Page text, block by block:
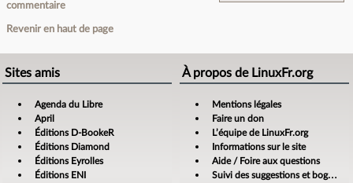
commentaire
Revenir en haut de page
Sites amis
Agenda du Libre
April
Éditions D-BookeR
Éditions Diamond
Éditions Eyrolles
Éditions ENI
À propos de LinuxFr.org
Mentions légales
Faire un don
L’équipe de LinuxFr.org
Informations sur le site
Aide / Foire aux questions
Suivi des suggestions et bogues